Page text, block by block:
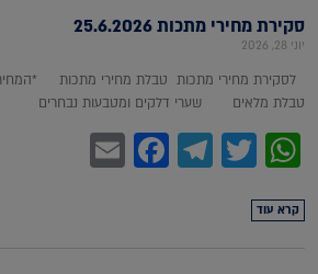
סקירת מחירי מתכות 25.6.2026
יוני 28, 2026
לסקירת מחירי מתכות טבלת מחירי מתכות
טבלת מלאים שערי דלקים ומטבעות נבחרים
WhatsApp
Twitter
Telegram
קרא עוד